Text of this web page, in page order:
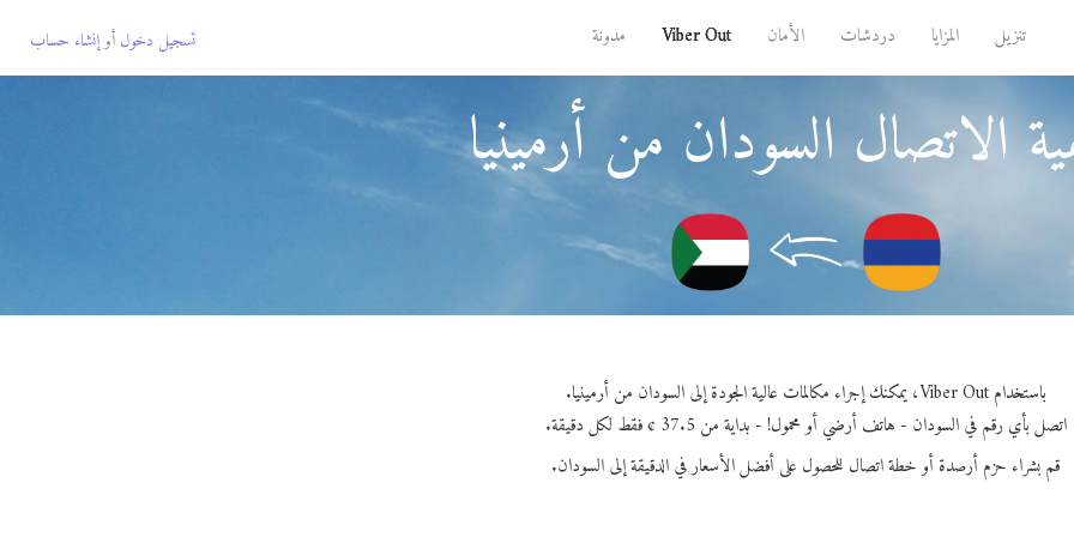
تنزيل المزايا دردشات الأمان Viber Out مدونة تسجيل دخول أوإنشاء حساب
الاتصال السودان من أرمينيا
باستخدام Viber Out، يمكنك إجراء مكالمات عالية الجودة إلى السودان من أرمينيا.
اتصل بأي رقم في السودان - هاتف أرضي أو محمول! - بداية من 37.5 ¢ فقط لكل دقيقة.
قم بشراء حزم أرصدة أو خطة اتصال للحصول على أفضل الأسعار في الدقيقة إلى السودان.